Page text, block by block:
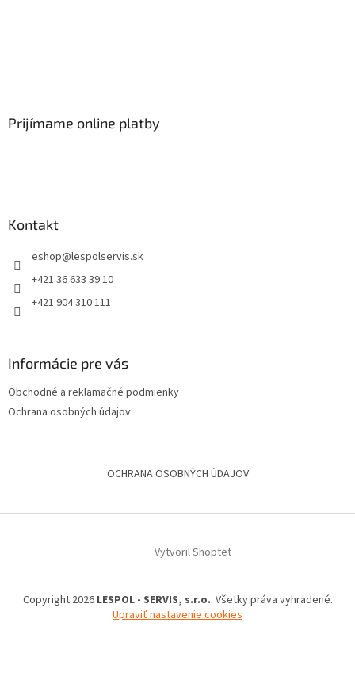
Prijímame online platby
Kontakt
eshop@lespolservis.sk
+421 36 633 39 10
+421 904 310 111
Informácie pre vás
Obchodné a reklamačné podmienky
Ochrana osobných údajov
OCHRANA OSOBNÝCH ÚDAJOV
Vytvoril Shoptet
Copyright 2026 LESPOL - SERVIS, s.r.o.. Všetky práva vyhradené.
Upraviť nastavenie cookies